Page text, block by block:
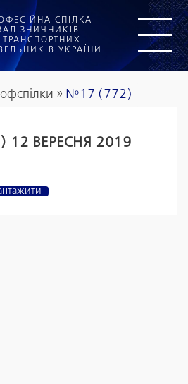
СПІЛКА
І ТРАНСПОРТНИХ
УКРАЇНИ
» №17 (772)
12 ВЕРЕСНЯ 2019